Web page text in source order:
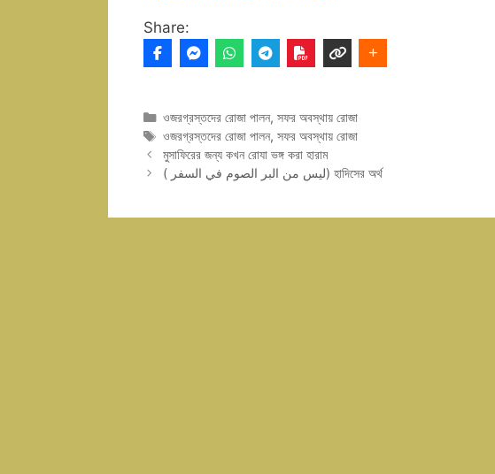
Share:
Categories
ওজরগ্রস্তদের রোজা পালন, সফর অবস্থায় রোজা
Tags
ওজরগ্রস্তদের রোজা পালন, সফর অবস্থায় রোজা
মুসাফিরের জন্য কখন রোযা ভঙ্গ করা হারাম
( ليس من البر الصوم في السفر) হাদিসের অর্থ